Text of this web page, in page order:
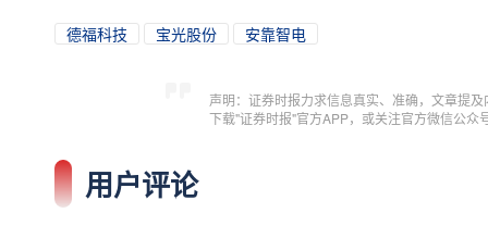
德福科技 宝光股份 安靠智电
声明：证券时报力求信息真实、准确，文章提
下载"证券时报"官方APP，或关注官方微信公
用户评论